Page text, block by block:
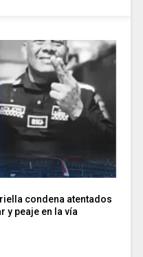
condena atentados
y peaje en la vía